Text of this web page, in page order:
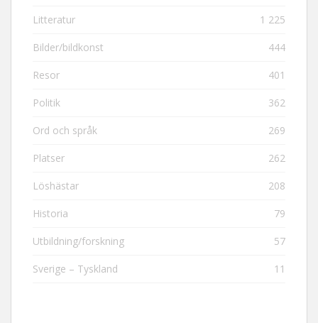
Litteratur 1 225
Bilder/bildkonst 444
Resor 401
Politik 362
Ord och språk 269
Platser 262
Löshästar 208
Historia 79
Utbildning/forskning 57
Sverige – Tyskland 11